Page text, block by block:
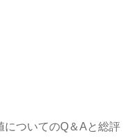
についてのQ＆Aと総評